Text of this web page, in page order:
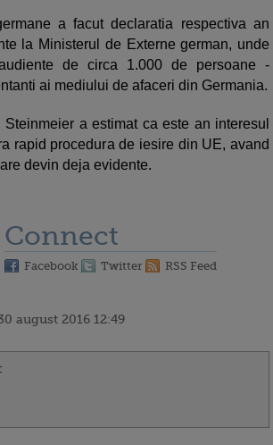
a facut declaratia respectiva an
la Ministerul de Externe german, unde
de circa 1.000 de persoane -
ai mediului de afaceri din Germania.
a estimat ca este an interesul
rapid procedura de iesire din UE, avand
devin deja evidente.
Connect
Facebook Twitter RSS Feed
30 august 2016 12:49